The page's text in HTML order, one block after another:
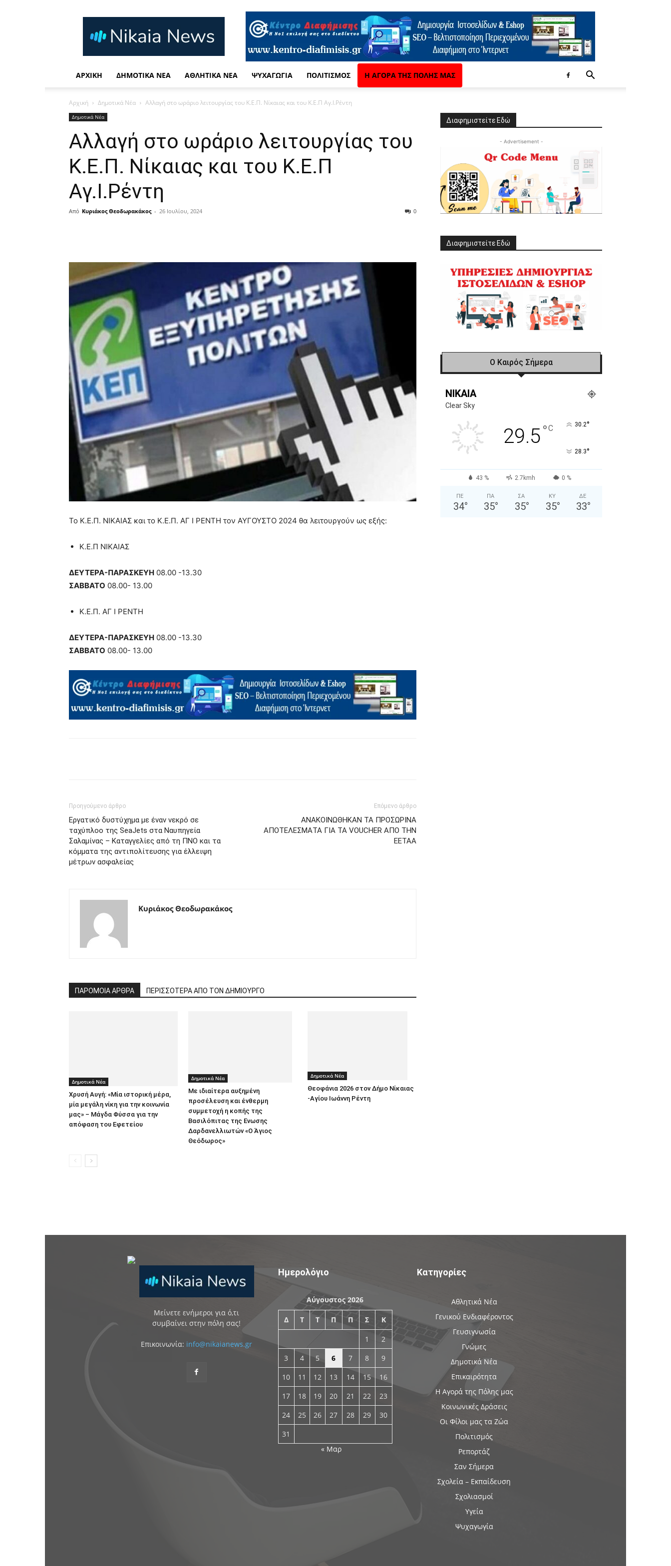
Nikaia
News
Η
ενημέρωση
ΑΡΧΙΚΉ ΔΗΜΟΤΙΚΆ ΝΈΑ ΑΘΛΗΤΙΚΆ ΝΈΑ ΨΥΧΑΓΩΓΊΑ ΠΟΛΙΤΙΣΜΌΣ Η ΑΓΟΡΆ ΤΗΣ ΠΌΛΗΣ ΜΑΣ
Αρχική Δημοτικά Νέα Αλλαγή στο ωράριο λειτουργίας του Κ.Ε.Π. Νίκαιας και του Κ.Ε.Π Αγ.Ι.Ρέντη
Δημοτικά Νέα
Αλλαγή στο ωράριο λειτουργίας του
Κ.Ε.Π. Νίκαιας και του Κ.Ε.Π
Αγ.Ι.Ρέντη
Από Κυριάκος Θεοδωρακάκος - 26 Ιουλίου, 2024 0
Το Κ.Ε.Π. ΝΙΚΑΙΑΣ και το Κ.Ε.Π. ΑΓ Ι ΡΕΝΤΗ τον ΑΥΓΟΥΣΤΟ 2024 θα λειτουργούν ως εξής:
Κ.Ε.Π ΝΙΚΑΙΑΣ
ΔΕΥΤΕΡΑ-ΠΑΡΑΣΚΕΥΗ 08.00 -13.30
ΣΑΒΒΑΤΟ 08.00- 13.00
Κ.Ε.Π. ΑΓ Ι ΡΕΝΤΗ
ΔΕΥΤΕΡΑ-ΠΑΡΑΣΚΕΥΗ 08.00 -13.30
ΣΑΒΒΑΤΟ 08.00- 13.00
Προηγούμενο άρθρο
Εργατικό δυστύχημα με έναν νεκρό σε
ταχύπλοο της SeaJets στα Ναυπηγεία
Σαλαμίνας – Καταγγελίες από τη ΠΝΟ και τα
κόμματα της αντιπολίτευσης για έλλειψη
μέτρων ασφαλείας
Επόμενο άρθρο
ΑΝΑΚΟΙΝΩΘΗΚΑΝ ΤΑ ΠΡΟΣΩΡΙΝΑ
ΑΠΟΤΕΛΕΣΜΑΤΑ ΓΙΑ ΤΑ VOUCHER ΑΠΟ ΤΗΝ
ΕΕΤΑΑ
Κυριάκος Θεοδωρακάκος
ΠΑΡΟΜΟΙΑ ΑΡΘΡΑ ΠΕΡΙΣΣΟΤΕΡΑ ΑΠΟ ΤΟΝ ΔΗΜΙΟΥΡΓΟ
Δημοτικά Νέα
Χρυσή Αυγή: «Μία ιστορική μέρα,
μία μεγάλη νίκη για την κοινωνία
μας» – Μάγδα Φύσσα για την
απόφαση του Εφετείου
Δημοτικά Νέα
Με ιδιαίτερα αυξημένη
προσέλευση και ένθερμη
συμμετοχή η κοπής της
Βασιλόπιτας της Ενωσης
Δαρδανελλιωτών «Ο Άγιος
Θεόδωρος»
Δημοτικά Νέα
Θεοφάνια 2026 στον Δήμο Νίκαιας
-Αγίου Ιωάννη Ρέντη
Διαφημιστείτε Εδώ
- Advertisement -
Διαφημιστείτε Εδώ
Ο Καιρός Σήμερα
NIKAIA
Clear Sky
29.5°C 30.2°
28.3°
43 % 2.7kmh 0 %
ΠΕ
34°
ΠΑ
35°
ΣΑ
35°
ΚΥ
35°
ΔΕ
33°
Μείνετε ενήμεροι για ό,τι
συμβαίνει στην πόλη σας!
Επικοινωνία: info@nikaianews.gr
Ημερολόγιο
Αύγουστος 2026
Δ Τ Τ Π Π Σ Κ
1
2
3
4 5 6 7 8
9
10
11 12 13 14 15
16
17
18 19 20 21 22
23
24
25 26 27 28 29
30
31
« Μαρ
Κατηγορίες
Αθλητικά Νέα
Γενικού Ενδιαφέροντος
Γευσιγνωσία
Γνώμες
Δημοτικά Νέα
Επικαιρότητα
Η Αγορά της Πόλης μας
Κοινωνικές Δράσεις
Οι Φίλοι μας τα Ζώα
Πολιτισμός
Ρεπορτάζ
Σαν Σήμερα
Σχολεία – Εκπαίδευση
Σχολιασμοί
Υγεία
Ψυχαγωγία